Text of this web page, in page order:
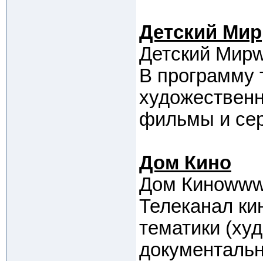
Детский Мир
Детский
В программу
фильмы и
Дом Кино
Дом
Телеканал
тематики